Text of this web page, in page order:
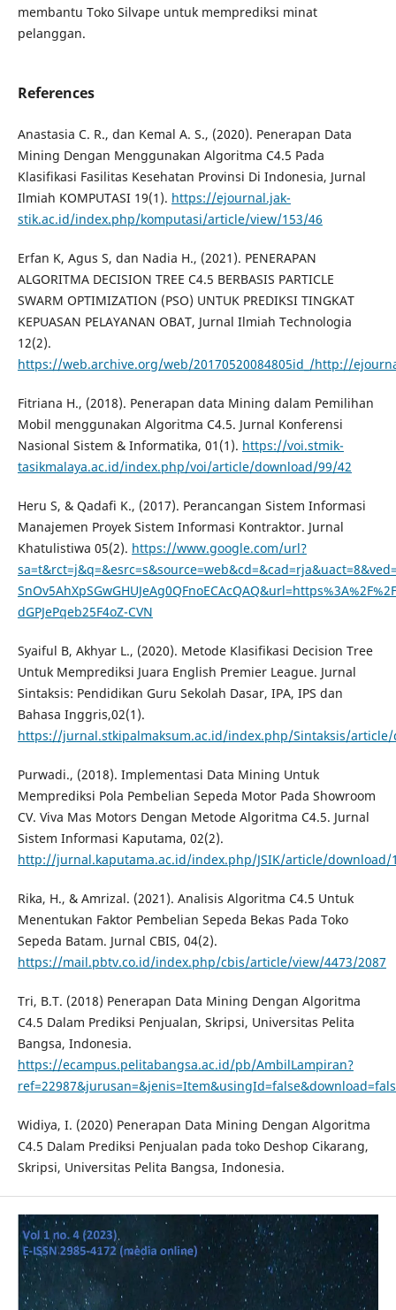
membantu Toko Silvape untuk memprediksi minat
pelanggan.
References
Anastasia C. R., dan Kemal A. S., (2020). Penerapan Data
Mining Dengan Menggunakan Algoritma C4.5 Pada
Klasifikasi Fasilitas Kesehatan Provinsi Di Indonesia, Jurnal
Ilmiah KOMPUTASI 19(1). https://ejournal.jak-
stik.ac.id/index.php/komputasi/article/view/153/46
Erfan K, Agus S, dan Nadia H., (2021). PENERAPAN
ALGORITMA DECISION TREE C4.5 BERBASIS PARTICLE
SWARM OPTIMIZATION (PSO) UNTUK PREDIKSI TINGKAT
KEPUASAN PELAYANAN OBAT, Jurnal Ilmiah Technologia
12(2).
https://web.archive.org/web/20170520084805id_/http://
Fitriana H., (2018). Penerapan data Mining dalam Pemilihan
Mobil menggunakan Algoritma C4.5. Jurnal Konferensi
Nasional Sistem & Informatika, 01(1). https://voi.stmik-
tasikmalaya.ac.id/index.php/voi/article/download/99/42
Heru S, & Qadafi K., (2017). Perancangan Sistem Informasi
Manajemen Proyek Sistem Informasi Kontraktor. Jurnal
Khatulistiwa 05(2). https://www.google.com/url?
dGPJePqeb25F4oZ-CVN
Syaiful B, Akhyar L., (2020). Metode Klasifikasi Decision Tree
Untuk Memprediksi Juara English Premier League. Jurnal
Sintaksis: Pendidikan Guru Sekolah Dasar, IPA, IPS dan
Bahasa Inggris,02(1).
https://jurnal.stkipalmaksum.ac.id/index.php/Sintaksis/
Purwadi., (2018). Implementasi Data Mining Untuk
Memprediksi Pola Pembelian Sepeda Motor Pada Showroom
CV. Viva Mas Motors Dengan Metode Algoritma C4.5. Jurnal
Sistem Informasi Kaputama, 02(2).
http://jurnal.kaputama.ac.id/index.php/JSIK/article/download/
Rika, H., & Amrizal. (2021). Analisis Algoritma C4.5 Untuk
Menentukan Faktor Pembelian Sepeda Bekas Pada Toko
Sepeda Batam. Jurnal CBIS, 04(2).
https://mail.pbtv.co.id/index.php/cbis/article/view/4473/2087
Tri, B.T. (2018) Penerapan Data Mining Dengan Algoritma
C4.5 Dalam Prediksi Penjualan, Skripsi, Universitas Pelita
Bangsa, Indonesia.
https://ecampus.pelitabangsa.ac.id/pb/AmbilLampiran?
Widiya, I. (2020) Penerapan Data Mining Dengan Algoritma
C4.5 Dalam Prediksi Penjualan pada toko Deshop Cikarang,
Skripsi, Universitas Pelita Bangsa, Indonesia.